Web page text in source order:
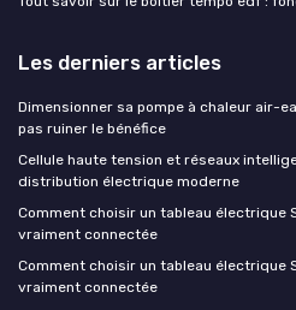
Les derniers articles
Dimensionner sa pompe à chaleur air-
pas ruiner le bénéfice
Cellule haute tension et réseaux
distribution électrique moderne
Comment choisir un tableau électrique
vraiment connectée
Comment choisir un tableau électrique
vraiment connectée